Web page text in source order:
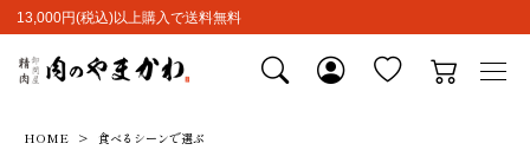
13,000円(税込)以上購入で送料無料
HOME 食べるシーンで選ぶ